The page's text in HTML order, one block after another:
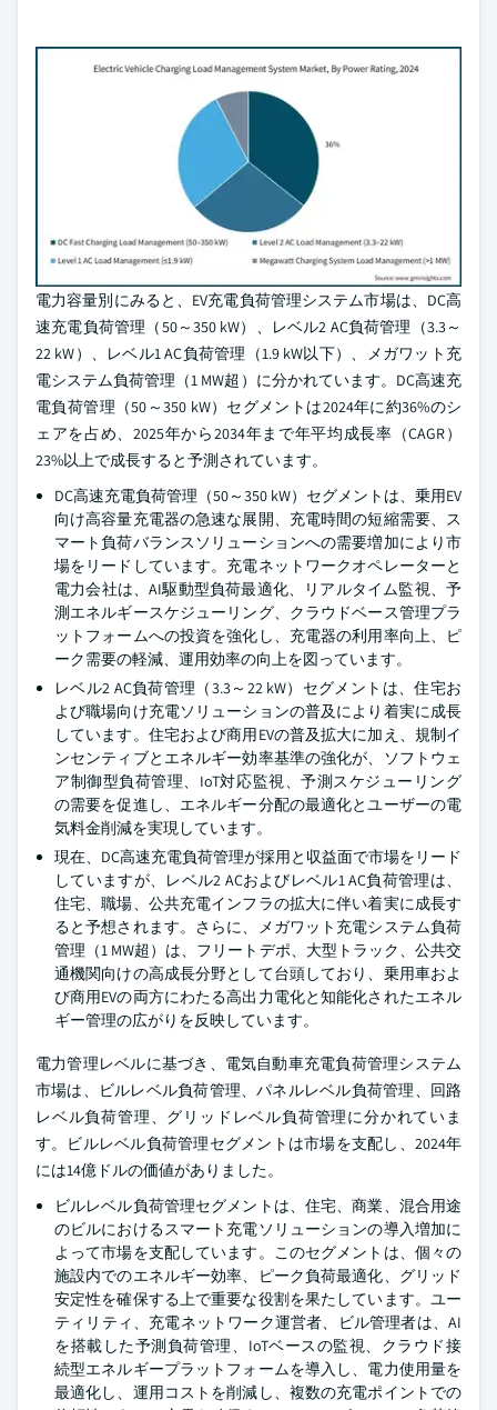
電力容量別にみると、EV充電負荷管理システム市場は、DC高
速充電負荷管理（50～350 kW）、レベル2 AC負荷管理（3.3～
22 kW）、レベル1 AC負荷管理（1.9 kW以下）、メガワット充
電システム負荷管理（1 MW超）に分かれています。DC高速充
電負荷管理（50～350 kW）セグメントは2024年に約36%のシ
ェアを占め、2025年から2034年まで年平均成長率（CAGR）
23%以上で成長すると予測されています。
DC高速充電負荷管理（50～350 kW）セグメントは、乗用EV
向け高容量充電器の急速な展開、充電時間の短縮需要、ス
マート負荷バランスソリューションへの需要増加により市
場をリードしています。充電ネットワークオペレーターと
電力会社は、AI駆動型負荷最適化、リアルタイム監視、予
測エネルギースケジューリング、クラウドベース管理プラ
ットフォームへの投資を強化し、充電器の利用率向上、ピ
ーク需要の軽減、運用効率の向上を図っています。
レベル2 AC負荷管理（3.3～22 kW）セグメントは、住宅お
よび職場向け充電ソリューションの普及により着実に成長
しています。住宅および商用EVの普及拡大に加え、規制イ
ンセンティブとエネルギー効率基準の強化が、ソフトウェ
ア制御型負荷管理、IoT対応監視、予測スケジューリング
の需要を促進し、エネルギー分配の最適化とユーザーの電
気料金削減を実現しています。
現在、DC高速充電負荷管理が採用と収益面で市場をリード
していますが、レベル2 ACおよびレベル1 AC負荷管理は、
住宅、職場、公共充電インフラの拡大に伴い着実に成長す
ると予想されます。さらに、メガワット充電システム負荷
管理（1 MW超）は、フリートデポ、大型トラック、公共交
通機関向けの高成長分野として台頭しており、乗用車およ
び商用EVの両方にわたる高出力電化と知能化されたエネル
ギー管理の広がりを反映しています。
電力管理レベルに基づき、電気自動車充電負荷管理システム
市場は、ビルレベル負荷管理、パネルレベル負荷管理、回路
レベル負荷管理、グリッドレベル負荷管理に分かれていま
す。ビルレベル負荷管理セグメントは市場を支配し、2024年
には14億ドルの価値がありました。
ビルレベル負荷管理セグメントは、住宅、商業、混合用途
のビルにおけるスマート充電ソリューションの導入増加に
よって市場を支配しています。このセグメントは、個々の
施設内でのエネルギー効率、ピーク負荷最適化、グリッド
安定性を確保する上で重要な役割を果たしています。ユー
ティリティ、充電ネットワーク運営者、ビル管理者は、AI
を搭載した予測負荷管理、IoTベースの監視、クラウド接
続型エネルギープラットフォームを導入し、電力使用量を
最適化し、運用コストを削減し、複数の充電ポイントでの